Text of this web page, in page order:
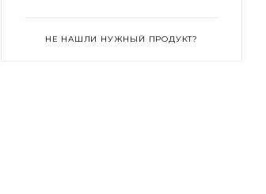
НЕ НАШЛИ НУЖНЫЙ ПРОДУКТ?